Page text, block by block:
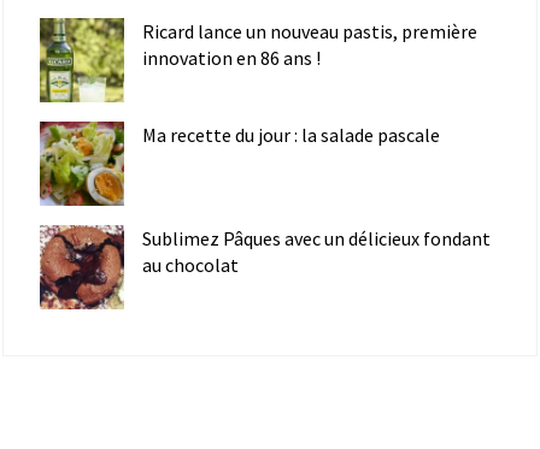
Ricard lance un nouveau pastis, première
innovation en 86 ans !
Ma recette du jour : la salade pascale
Sublimez Pâques avec un délicieux fondant
au chocolat